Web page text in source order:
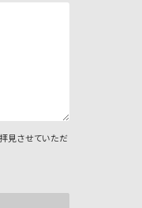
見させていただ